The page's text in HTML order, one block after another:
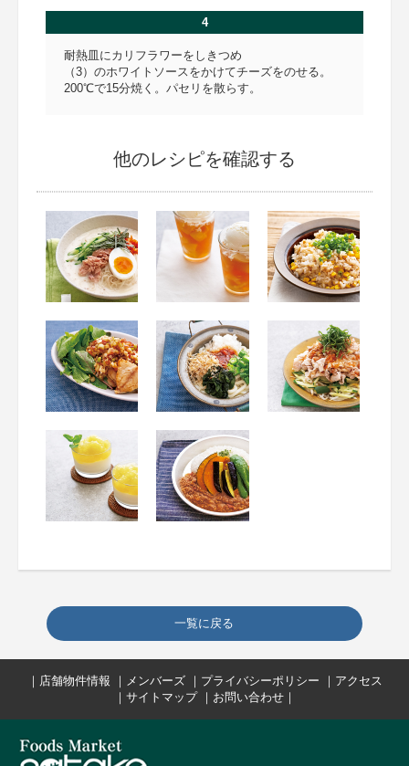
4
耐熱皿にカリフラワーをしきつめ
（3）のホワイトソースをかけてチーズをのせる。
200℃で15分焼く。パセリを散らす。
他のレシピを確認する
一覧に戻る
｜ 店舗物件情報 ｜ メンバーズ ｜ プライバシーポリシー ｜ アクセス
｜ サイトマップ ｜ お問い合わせ｜